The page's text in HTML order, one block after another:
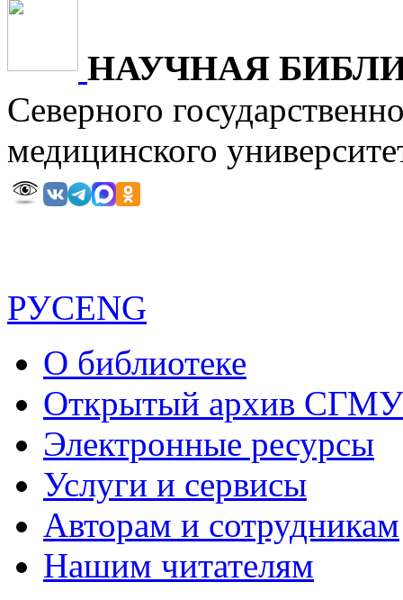
НАУЧНАЯ
Северного
медицинского
РУСENG
О библиотеке
Открытый архив СГМУ
Электронные ресурсы
Услуги и сервисы
Авторам и сотрудникам
Нашим читателям